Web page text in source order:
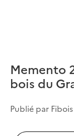
Memento
bois du
Publié par